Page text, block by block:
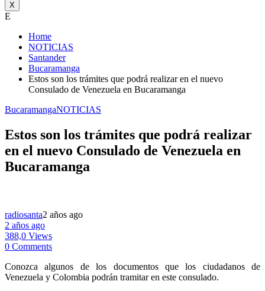
X
E
Home
NOTICIAS
Santander
Bucaramanga
Estos son los trámites que podrá realizar en el nuevo
Consulado de Venezuela en Bucaramanga
BucaramangaNOTICIAS
Estos son los trámites que podrá realizar
en el nuevo Consulado de Venezuela en
Bucaramanga
radiosanta2 años ago
2 años ago
388,0 Views
0 Comments
Conozca algunos de los documentos que los ciudadanos de
Venezuela y Colombia podrán tramitar en este consulado.